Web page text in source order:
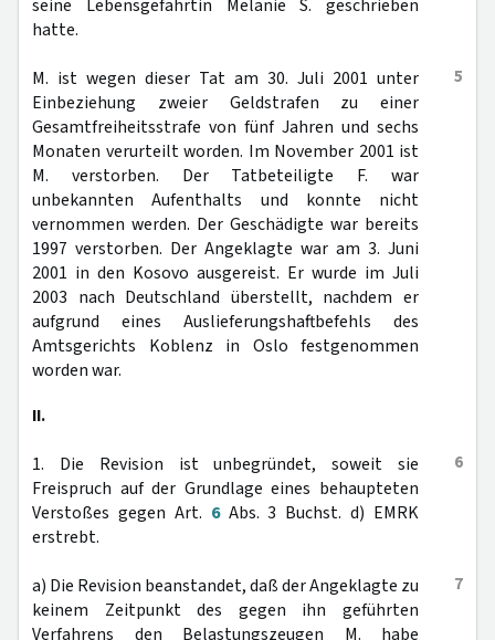
seine Lebensgefährtin Melanie S. geschrieben
hatte.
5
M. ist wegen dieser Tat am 30. Juli 2001 unter
Einbeziehung zweier Geldstrafen zu einer
Gesamtfreiheitsstrafe von fünf Jahren und sechs
Monaten verurteilt worden. Im November 2001 ist
M. verstorben. Der Tatbeteiligte F. war
unbekannten Aufenthalts und konnte nicht
vernommen werden. Der Geschädigte war bereits
1997 verstorben. Der Angeklagte war am 3. Juni
2001 in den Kosovo ausgereist. Er wurde im Juli
2003 nach Deutschland überstellt, nachdem er
aufgrund eines Auslieferungshaftbefehls des
Amtsgerichts Koblenz in Oslo festgenommen
worden war.
II.
6
1. Die Revision ist unbegründet, soweit sie
Freispruch auf der Grundlage eines behaupteten
Verstoßes gegen Art. 6Abs. 3 Buchst. d) EMRK
erstrebt.
7
a) Die Revision beanstandet, daß der Angeklagte zu
keinem Zeitpunkt des gegen ihn geführten
Verfahrens den Belastungszeugen M. habe